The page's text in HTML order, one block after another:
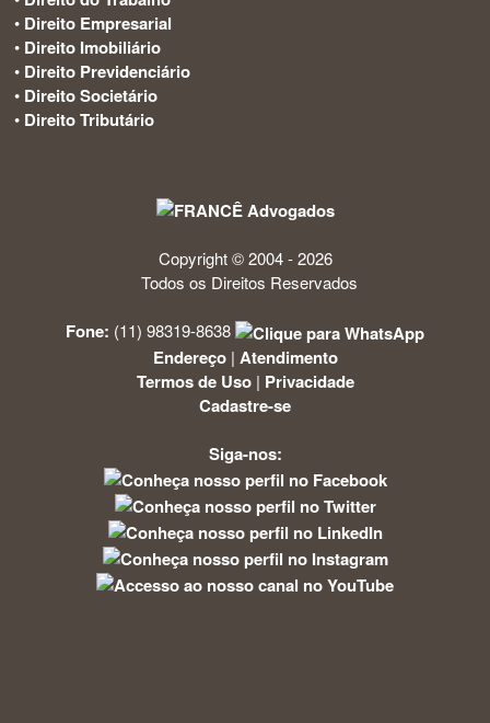
• Direito Empresarial
• Direito Imobiliário
• Direito Previdenciário
• Direito Societário
• Direito Tributário
Copyright © 2004 - 2026
Todos os Direitos Reservados
Fone: (11) 98319-8638
Endereço| Atendimento
Termos de Uso| Privacidade
Cadastre-se
Siga-nos: